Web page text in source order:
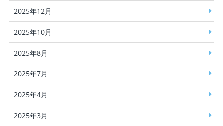
2025年12月
2025年10月
2025年8月
2025年7月
2025年4月
2025年3月